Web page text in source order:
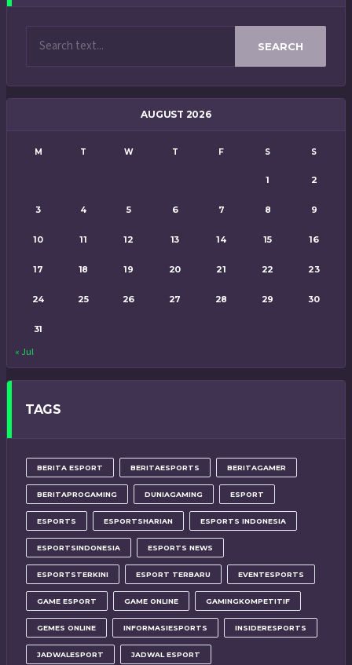
SEARCH
AUGUST 2026
M T W T F S S
1 2
3 4 5 6 7 8 9
10 11 12 13 14 15 16
17 18 19 20 21 22 23
24 25 26 27 28 29 30
31
« Jul
TAGS
BERITA ESPORT BERITAESPORTS BERITAGAMER
BERITAPROGAMING DUNIAGAMING ESPORT
ESPORTS ESPORTSHARIAN ESPORTS INDONESIA
ESPORTSINDONESIA ESPORTS NEWS
ESPORTSTERKINI ESPORT TERBARU EVENTESPORTS
GAME ESPORT GAME ONLINE GAMINGKOMPETITIF
GEMES ONLINE INFORMASIESPORTS INSIDERESPORTS
JADWALESPORT JADWAL ESPORT